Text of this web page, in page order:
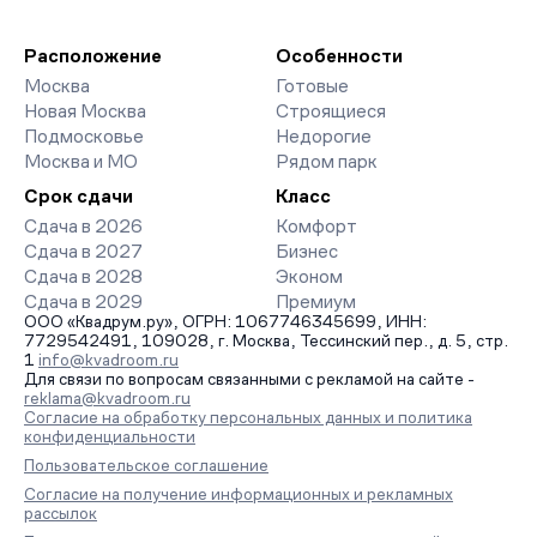
организует просмотр и поможет одобрить ипотеку по
минимальной ставке. Чтобы зафиксировать цену, оставьте
заявку на обратный звонок.
Расположение
Москва
Новая Москва
Подмосковье
Москва и МО
Особенности
Готовые
Строящиеся
Недорогие
Рядом парк
Срок сдачи
Сдача в 2026
Сдача в 2027
Сдача в 2028
Сдача в 2029
Класс
Комфорт
Бизнес
Эконом
Премиум
ООО «Квадрум.ру», ОГРН: 1067746345699, ИНН:
7729542491, 109028, г. Москва, Тессинский пер., д. 5, стр.
1 info@kvadroom.ru
Для связи по вопросам связанными с рекламой на сайте -
reklama@kvadroom.ru
Согласие на обработку персональных данных и политика
конфиденциальности
Пользовательское соглашение
Согласие на получение информационных и рекламных
рассылок